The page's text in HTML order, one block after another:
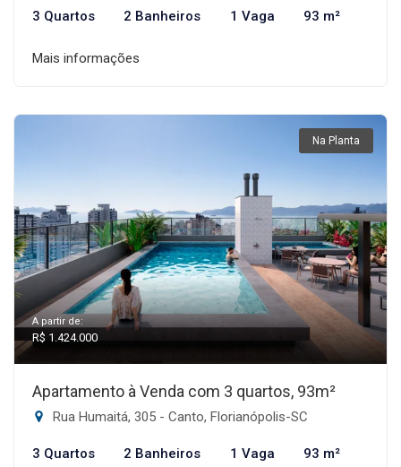
3 Quartos 2 Banheiros 1 Vaga 93 m²
Mais informações
Na Planta
A partir de:
R$ 1.424.000
Apartamento à Venda com 3 quartos, 93m²
Rua Humaitá, 305 - Canto, Florianópolis-SC
3 Quartos 2 Banheiros 1 Vaga 93 m²